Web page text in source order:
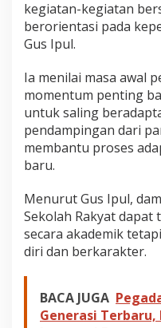
kegiatan-kegiatan
berorientasi pada
Gus Ipul.
Ia menilai masa awal
momentum penting
untuk saling
pendampingan dari
membantu proses
baru.
Menurut Gus Ipul,
Sekolah Rakyat dapat
secara akademik
diri dan berkarakter.
BACA JUGA
Generasi Terbaru,